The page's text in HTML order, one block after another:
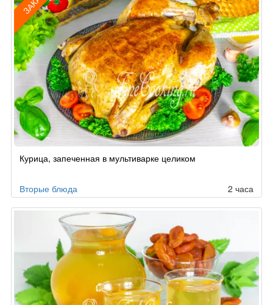
поКурица, запеченная в мультиварке целиком
Вторые блюда 2 часа